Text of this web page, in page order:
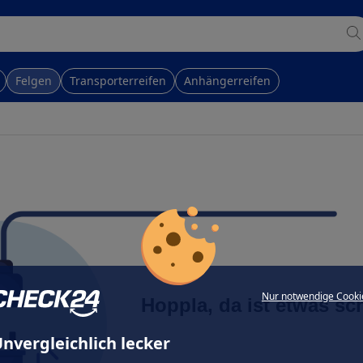
Nur notwendige
lecker
Felgen Transporterreifen Anhängerreifen
Hoppla, da ist etwas